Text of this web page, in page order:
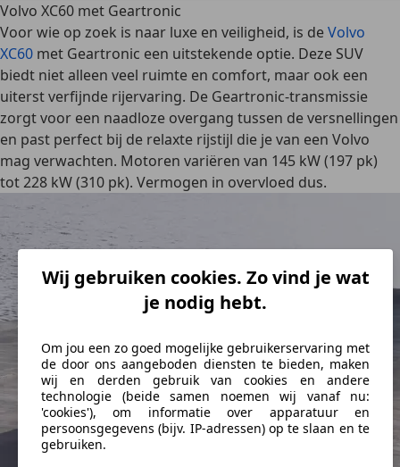
Wij gebruiken cookies. Zo vind je wat
je nodig hebt.
Om jou een zo goed mogelijke gebruikerservaring met
de door ons aangeboden diensten te bieden, maken
wij en derden gebruik van cookies en andere
technologie (beide samen noemen wij vanaf nu:
'cookies'), om informatie over apparatuur en
persoonsgegevens (bijv. IP-adressen) op te slaan en te
gebruiken.
Volvo XC60 met Geartronic
Voor wie op zoek is naar luxe en veiligheid, is deVolvo
XC60 met Geartronic een uitstekende optie. Deze SUV
biedt niet alleen veel ruimte en comfort, maar ook een
uiterst verfijnde rijervaring. De Geartronic-transmissie
zorgt voor een naadloze overgang tussen de versnellingen
en past perfect bij de relaxte rijstijl die je van een Volvo
mag verwachten. Motoren variëren van 145 kW (197 pk)
tot 228 kW (310 pk). Vermogen in overvloed dus.